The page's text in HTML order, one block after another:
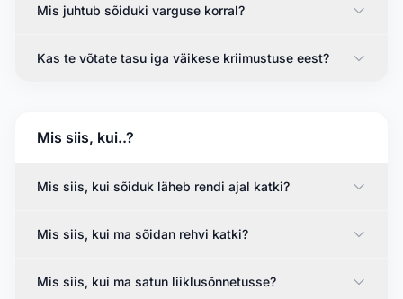
Mis juhtub sõiduki varguse korral?
Kas te võtate tasu iga väikese kriimustuse eest?
Mis siis, kui..?
Mis siis, kui sõiduk läheb rendi ajal katki?
Mis siis, kui ma sõidan rehvi katki?
Mis siis, kui ma satun liiklusõnnetusse?